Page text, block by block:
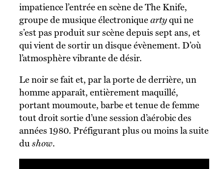
impatience l’entrée en scène de The Knife,
groupe de musique électroniqueartyqui ne
s’est pas produit sur scène depuis sept ans, et
qui vient de sortir un disque évènement. D’où
l’atmosphère vibrante de désir.
Le noir se fait et, par la porte de derrière, un
homme apparaît, entièrement maquillé,
portant moumoute, barbe et tenue de femme
tout droit sortie d’une session d’aérobic des
années 1980. Préfigurant plus ou moins la suite
du show.